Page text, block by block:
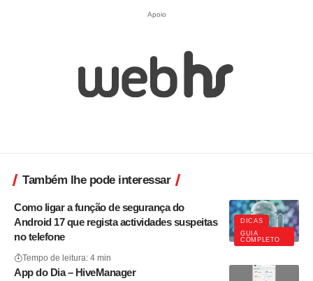
Apoio
Também lhe pode interessar
DICAS
GUIA
COMPLETO
Como ligar a função de segurança do
Android 17 que regista actividades suspeitas
no telefone
Tempo de leitura: 4 min
App do Dia – HiveManager